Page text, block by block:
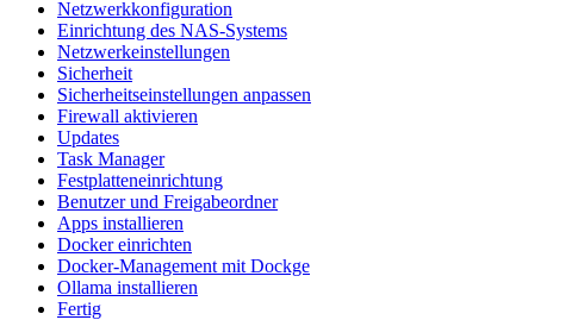
Netzwerkkonfiguration
Einrichtung des NAS-Systems
Netzwerkeinstellungen
Sicherheit
Sicherheitseinstellungen anpassen
Firewall aktivieren
Updates
Task Manager
Festplatteneinrichtung
Benutzer und Freigabeordner
Apps installieren
Docker einrichten
Docker-Management mit Dockge
Ollama installieren
Fertig